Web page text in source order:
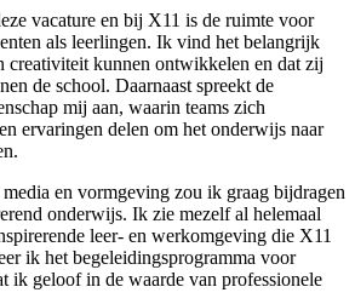
vacature en bij X11 is de ruimte voor
als leerlingen. Ik vind het belangrijk
creativiteit kunnen ontwikkelen en dat zij
de school. Daarnaast spreekt de
mij aan, waarin teams zich
ervaringen delen om het onderwijs naar
en vormgeving zou ik graag bijdragen
onderwijs. Ik zie mezelf al helemaal
leer- en werkomgeving die X11
ik het begeleidingsprogramma voor
ik geloof in de waarde van professionele